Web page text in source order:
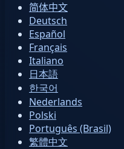
简体中文
Deutsch
Español
Français
Italiano
日本語
한국어
Nederlands
Polski
Português (Brasil)
繁體中文